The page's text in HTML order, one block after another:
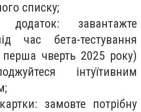
списку;
додаток: завантажте
час бета-тестування
чверть 2025 року)
інтуїтивним
замовте потрібну